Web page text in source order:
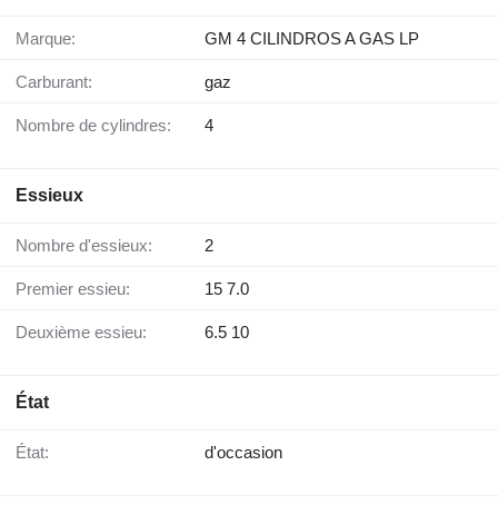
Marque: GM 4 CILINDROS A GAS LP
Carburant: gaz
Nombre de cylindres: 4
Essieux
Nombre d'essieux: 2
Premier essieu: 15 7.0
Deuxième essieu: 6.5 10
État
État: d'occasion